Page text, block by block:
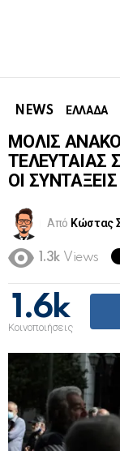
NEWS ΕΛΛΑΔΑ
ΜΟΛΙΣ
ΤΕΛΕΥΤΑΙΑΣ
ΟΙ
Από Κώστας
1.3k Views
1.6k
Κοινοποιήσεις